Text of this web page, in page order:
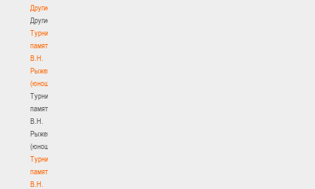
Другие
Другие
Турнир
памяти
В.Н.
Рыженкова
(юноши)
Турнир
памяти
В.Н.
Рыженкова
(юноши)
Турнир
памяти
В.Н.